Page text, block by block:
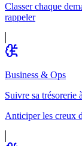
Classer chaque
rappeler
Business & Ops
Suivre sa trésorerie
Anticiper les creux